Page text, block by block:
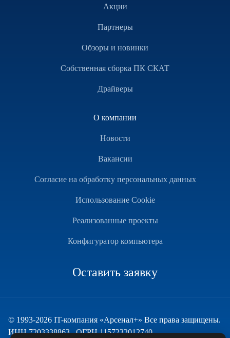
Акции
Партнеры
Обзоры и новинки
Собственная сборка ПК СКАТ
Драйверы
О компании
Новости
Вакансии
Согласие на обработку персональных данных
Использование Cookie
Реализованные проекты
Конфигуратор компьютера
Оставить заявку
© 1993-2026 IT-компания «Арсенал+» Все права защищены.
ИНН 7203338863 , ОГРН 1157232012740